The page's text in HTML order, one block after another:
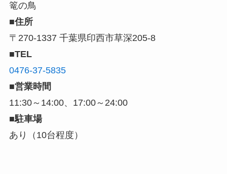
篭の鳥
■住所
〒270-1337 千葉県印西市草深205-8
■TEL
0476-37-5835
■営業時間
11:30～14:00、17:00～24:00
■駐車場
あり（10台程度）